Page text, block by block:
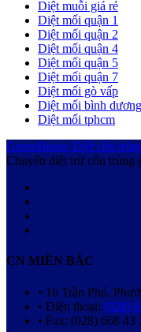
Diệt muỗi giá rẻ
Diệt mối quận 1
Diệt mối quận 2
Diệt mối quận 4
Diệt mối quận 5
Diệt mối quận 7
Diệt mối gò vấp
Diệt mối bình dương
Diệt mối tphcm
GreenHouse Diệt côn
Chuyên diệt trừ côn trùng
CN MIỀN BẮC
• 16 Trần Phú,
• Điện thoại: (028)
• Fax: (028) 668 43